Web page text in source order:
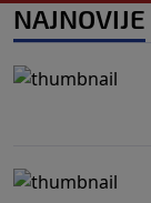
NAJNOVIJE